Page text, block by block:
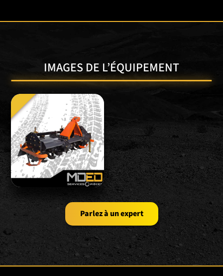
IMAGES DE L’ÉQUIPEMENT
Parlez à un expert